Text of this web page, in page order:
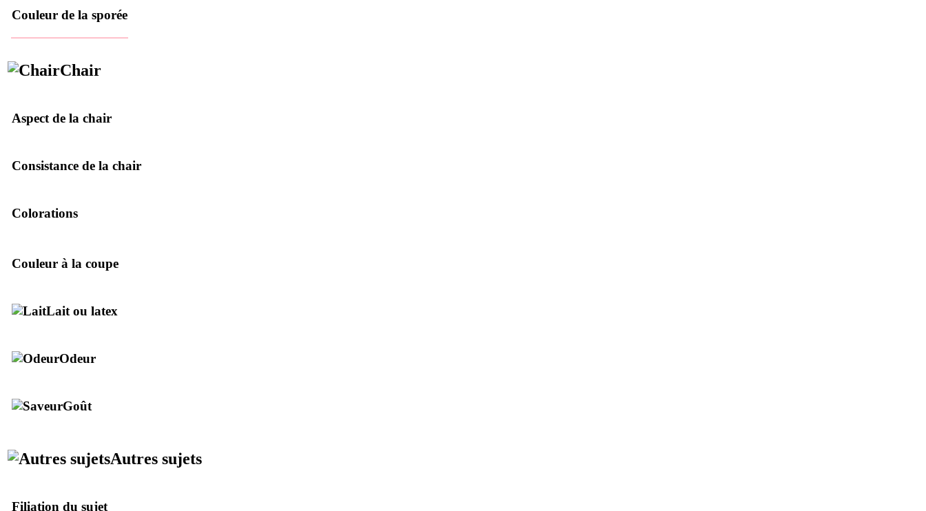
Couleur de la sporée
Chair
Aspect de la chair
Consistance de la chair
Colorations
Couleur à la coupe
Lait ou latex
Odeur
Goût
Autres sujets
Filiation du sujet